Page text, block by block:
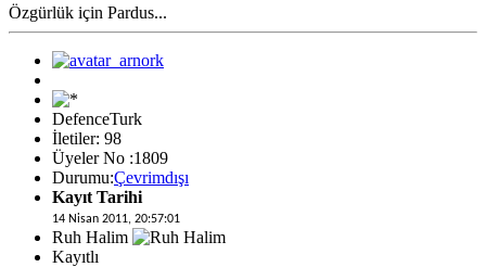
Özgürlük için Pardus...
DefenceTurk
İletiler: 98
Üyeler No :1809
Durumu:Çevrimdışı
Kayıt Tarihi
14 Nisan 2011, 20:57:01
Ruh Halim
Kayıtlı